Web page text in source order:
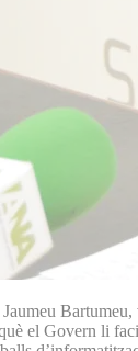
Bartumeu,
el Govern li